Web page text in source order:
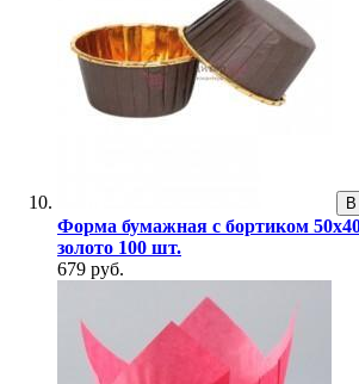
В
Форма бумажная с бортиком
золото 100 шт.
679 руб.